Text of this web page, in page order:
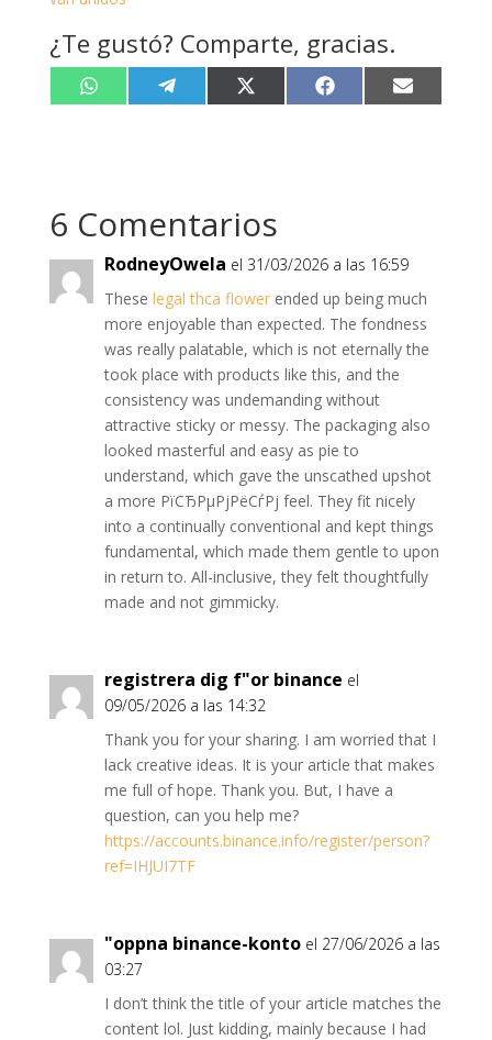
¿Te gustó? Comparte, gracias.
Compartir
en
W
h
Compartir
en
e
Compartir
en
X
(
r
)
Compartir
en
F
a
Compartir
en
E
m
6 Comentarios
RodneyOwela el 31/03/2026 a las 16:59
These legal thca flowerended up being much
more enjoyable than expected. The fondness
was really palatable, which is not eternally the
took place with products like this, and the
consistency was undemanding without
attractive sticky or messy. The packaging also
looked masterful and easy as pie to
understand, which gave the unscathed upshot
a more РїСЂРµРјРёСѓРј feel. They fit nicely
into a continually conventional and kept things
fundamental, which made them gentle to upon
in return to. All-inclusive, they felt thoughtfully
made and not gimmicky.
registrera dig f"or binance el
09/05/2026 a las 14:32
Thank you for your sharing. I am worried that I
lack creative ideas. It is your article that makes
me full of hope. Thank you. But, I have a
question, can you help me?
https://accounts.binance.info/register/person?
ref=IHJUI7TF
"oppna binance-konto el 27/06/2026 a las
03:27
I don’t think the title of your article matches the
content lol. Just kidding, mainly because I had